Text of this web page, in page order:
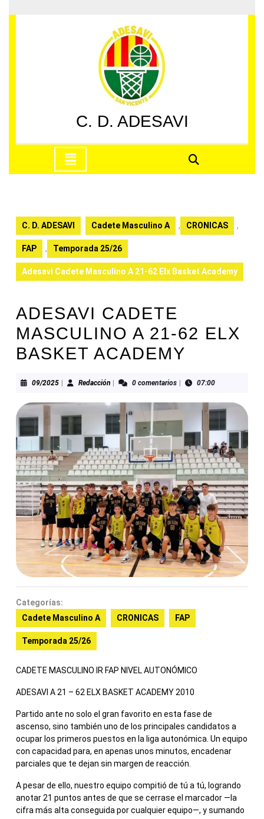
al
C. D. ADESAVI
apertura
C. D. ADESAVI Cadete Masculino A , CRONICAS ,
FAP , Temporada 25/26
Adesavi Cadete Masculino A 21-62 Elx Basket Academy
ADESAVI CADETE
MASCULINO A 21-62 ELX
BASKET ACADEMY
09/202509/2025RedacciónRedacción0 comentarios 07:00
Categorías:
Cadete Masculino A
CRONICAS FAP
Temporada 25/26
CADETE MASCULINO IR FAP NIVEL AUTONÓMICO
ADESAVI A 21 – 62 ELX BASKET ACADEMY 2010
Partido ante no solo el gran favorito en esta fase de
ascenso, sino también uno de los principales candidatos a
ocupar los primeros puestos en la liga autonómica. Un equipo
con capacidad para, en apenas unos minutos, encadenar
parciales que te dejan sin margen de reacción.
A pesar de ello, nuestro equipo compitió de tú a tú, logrando
anotar 21 puntos antes de que se cerrase el marcador —la
cifra más alta conseguida por cualquier equipo—, y sumando